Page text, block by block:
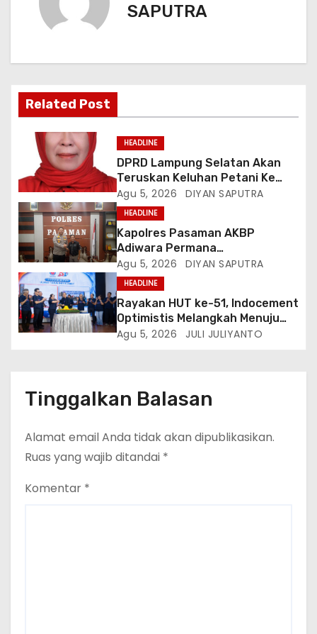
SAPUTRA
Related Post
HEADLINE
DPRD Lampung Selatan Akan
Teruskan Keluhan Petani Ke
Dinas Terkait, Minta Audit
Penyaluran Pupuk Bersubsidi Di
Desa Budi Lestari
Agu 5, 2026 DIYAN SAPUTRA
HEADLINE
Kapolres Pasaman AKBP
Adiwara Permana
Anggawisastra S.I.K. Sambut
Kedatangan Kepala Cakrawala
Tv Sumatera Barat
Agu 5, 2026 DIYAN SAPUTRA
HEADLINE
Rayakan HUT ke-51, Indocement
Optimistis Melangkah Menuju
Masa Depan Lebih Hijau
Agu 5, 2026 JULI JULIYANTO
Tinggalkan Balasan
Alamat email Anda tidak akan dipublikasikan.
Ruas yang wajib ditandai *
Komentar *